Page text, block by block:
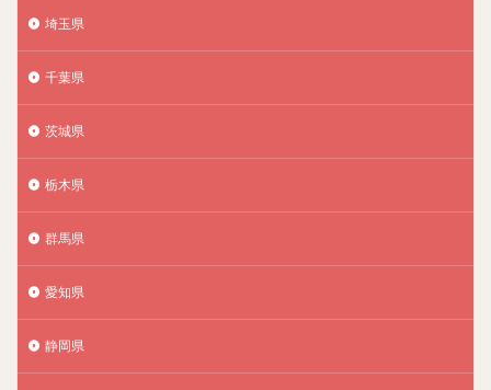
埼玉県
千葉県
茨城県
栃木県
群馬県
愛知県
静岡県